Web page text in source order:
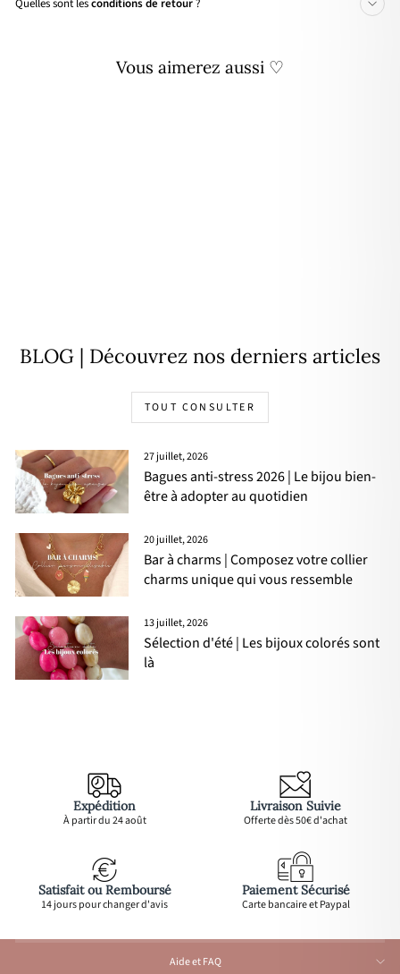
Quelles sont lesconditions de retour?
Vous aimerez aussi ♡
BLOG | Découvrez nos derniers articles
TOUT CONSULTER
27 juillet, 2026
Bagues anti-stress 2026 | Le bijou bien-
être à adopter au quotidien
20 juillet, 2026
Bar à charms | Composez votre collier
charms unique qui vous ressemble
13 juillet, 2026
Sélection d'été | Les bijoux colorés sont
là
Expédition
À partir du 24 août
Livraison Suivie
Offerte dès 50€ d'achat
Satisfait ou Remboursé
14 jours pour changer d'avis
Paiement Sécurisé
Carte bancaire et Paypal
Aide et FAQ